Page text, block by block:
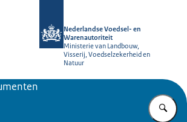
Nederlandse Voedsel- en
Warenautoriteit
Ministerie van Landbouw,
Visserij, Voedselzekerheid en
Natuur